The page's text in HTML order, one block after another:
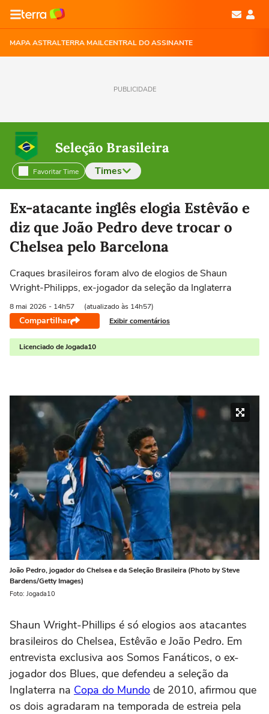
MAPA ASTRALTERRA MAILCENTRAL DO ASSINANTE
PUBLICIDADE
Seleção Brasileira
Favoritar Time Times
Selecione o time para ver as notícias
Ex-atacante inglês elogia Estêvão e
diz que João Pedro deve trocar o
Chelsea pelo Barcelona
Craques brasileiros foram alvo de elogios de Shaun
Wright-Philipps, ex-jogador da seleção da Inglaterra
8 mai 2026 - 14h57 (atualizado às 14h57)
Compartilhar Exibir comentários
Licenciado de Jogada10
João Pedro, jogador do Chelsea e da Seleção Brasileira (Photo by Steve
Bardens/Getty Images)
Foto: Jogada10
Shaun Wright-Phillips é só elogios aos atacantes
brasileiros do Chelsea, Estêvão e João Pedro. Em
entrevista exclusiva aos Somos Fanáticos, o ex-
jogador dos Blues, que defendeu a seleção da
Inglaterra na Copa do Mundo de 2010, afirmou que
os dois agradaram na temporada de estreia pela